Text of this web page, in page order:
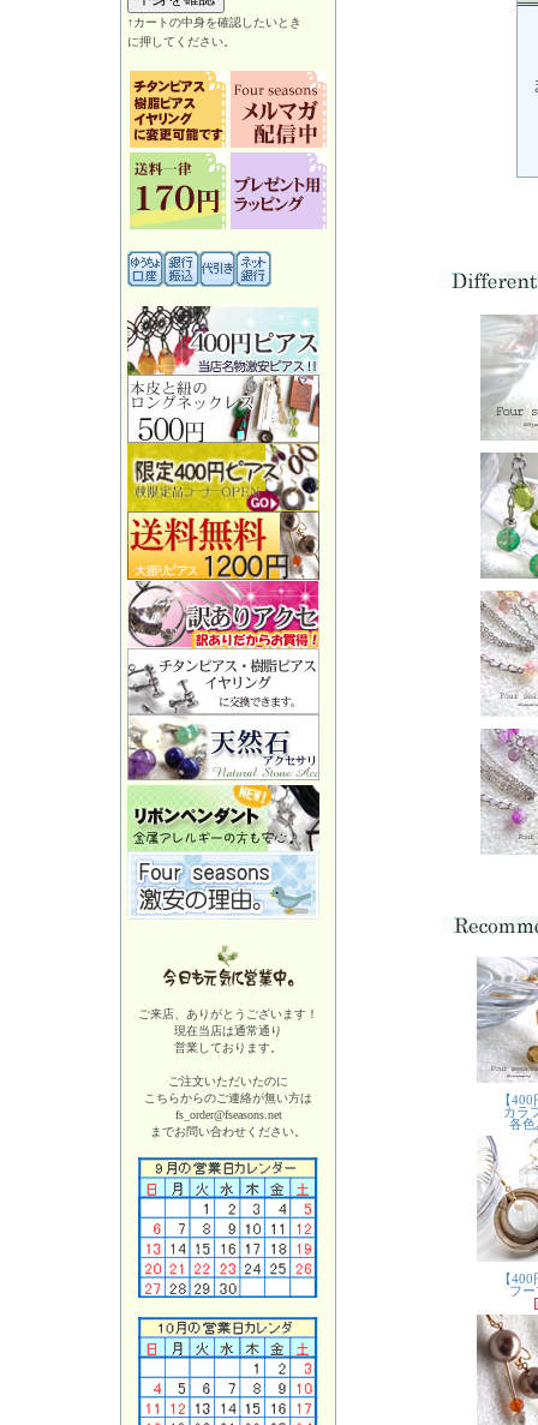
↑カートの中身を確認したいとき
に押してください。
ご来店、ありがとうございます！
現在当店は通常通り
営業しております。
ご注文いただいたのに
こちらからのご連絡が無い方は
fs_order@fseasons.net
までお問い合わせください。